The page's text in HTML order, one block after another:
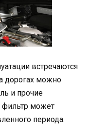
встречаются
дорогах можно
и прочие
может
периода.